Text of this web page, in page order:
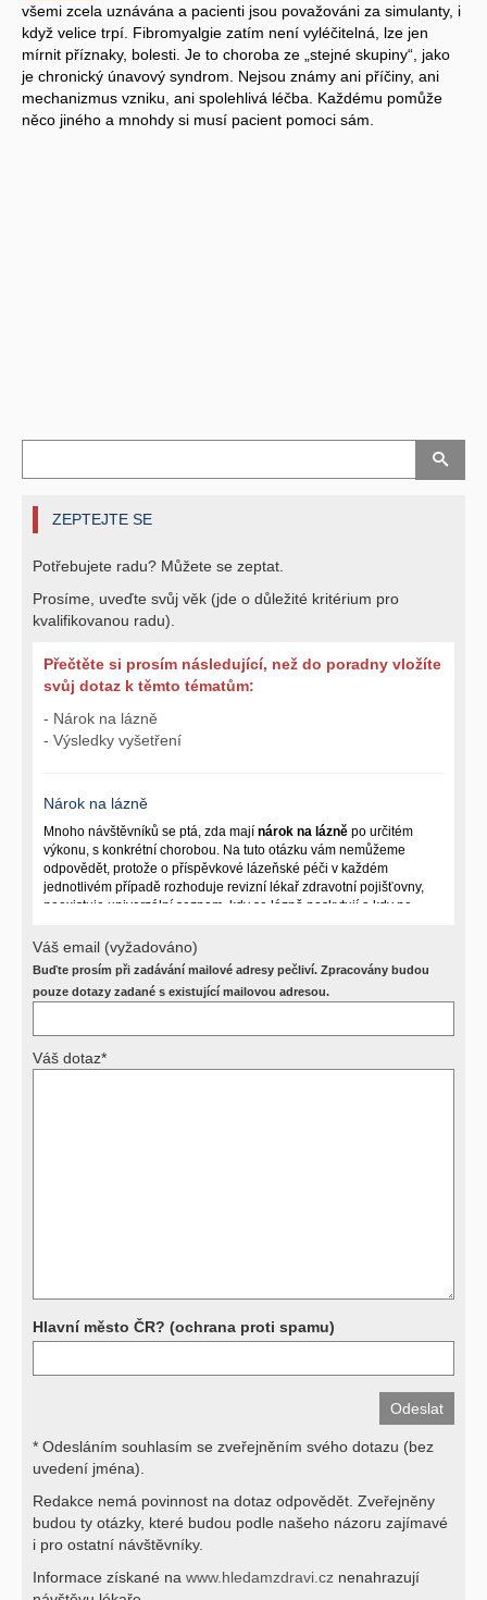
všemi zcela uznávána a pacienti jsou považováni za simulanty, i
když velice trpí. Fibromyalgie zatím není vyléčitelná, lze jen
mírnit příznaky, bolesti. Je to choroba ze „stejné skupiny“, jako
je chronický únavový syndrom. Nejsou známy ani příčiny, ani
mechanizmus vzniku, ani spolehlivá léčba. Každému pomůže
něco jiného a mnohdy si musí pacient pomoci sám.
ZEPTEJTE SE
Potřebujete radu? Můžete se zeptat.
Prosíme, uveďte svůj věk (jde o důležité kritérium pro
kvalifikovanou radu).
Přečtěte si prosím následující, než do poradny vložíte
svůj dotaz k těmto tématům:
- Nárok na lázně
- Výsledky vyšetření
Nárok na lázně
Mnoho návštěvníků se ptá, zda mají nárok na lázně po určitém
výkonu, s konkrétní chorobou. Na tuto otázku vám nemůžeme
odpovědět, protože o příspěvkové lázeňské péči v každém
jednotlivém případě rozhoduje revizní lékař zdravotní pojišťovny,
neexistuje univerzální seznam, kdy se lázně poskytují a kdy ne.
postižení pacienta a dalších zdravotních okolnostech.
Požádejte svého ošetřujícího lékaře o návrh, který pak posoudí
příslušný revizní lékař. My vám spolehlivou odpověď dát
Výsledky vyšetření
Váš email (vyžadováno)
Buďte prosím při zadávání mailové adresy pečliví. Zpracovány budou
pouze dotazy zadané s existující mailovou adresou.
Váš dotaz*
Hlavní město ČR? (ochrana proti spamu)
* Odesláním souhlasím se zveřejněním svého dotazu (bez
uvedení jména).
Redakce nemá povinnost na dotaz odpovědět. Zveřejněny
budou ty otázky, které budou podle našeho názoru zajímavé
i pro ostatní návštěvníky.
Informace získané na www.hledamzdravi.cz nenahrazují